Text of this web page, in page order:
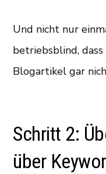
Und nicht nur
betriebsblind,
Blogartikel gar
Schritt 2:
über